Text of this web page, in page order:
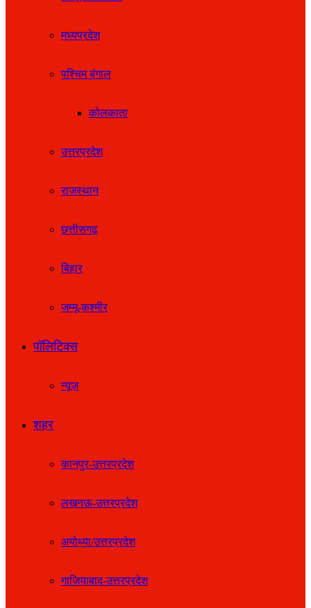
मध्यप्रदेश
पश्चिम बंगाल
कोलकाता
उत्तरप्रदेश
राजस्थान
छत्तीसगढ़
बिहार
जम्मू-कश्मीर
पॉलिटिक्स
न्यूज़
शहर
कानपुर-उत्तरप्रदेश
लखनऊ-उत्तरप्रदेश
अयोध्या/उत्तरप्रदेश
गाजियाबाद-उत्तरप्रदेश